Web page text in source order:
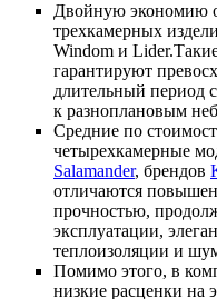
Двойную экономию
трехкамерных
Windom и
гарантируют
длительный период
к разноплановым
Средние по
четырехкамерные
Salamander, брендов
отличаются
прочностью,
эксплуатации,
теплоизоляции и
Помимо этого, в
низкие расценки на